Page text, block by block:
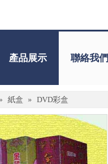
產品展示 聯絡我們
紙盒 » DVD彩盒